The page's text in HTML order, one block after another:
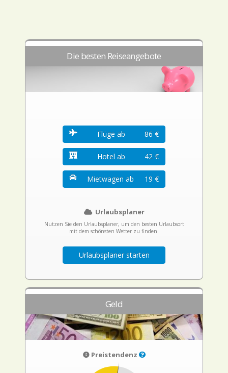
Die besten Reiseangebote
Flüge ab 86 €
Hotel ab 42 €
Mietwagen ab 19 €
Urlaubsplaner
Nutzen Sie den Urlaubsplaner, um den besten Urlaubsort
mit dem schönsten Wetter zu finden.
Urlaubsplaner starten
Geld
Preistendenz